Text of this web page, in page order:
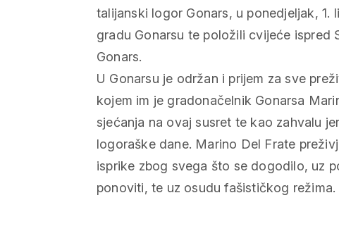
U Gonarsu je održan i prijem za sve
kojem im je gradonačelnik Gonarsa
sjećanja na ovaj susret te kao zahvalu
logoraške dane. Marino Del Frate
isprike zbog svega što se dogodilo, uz
ponoviti, te uz osudu fašističkog režima.